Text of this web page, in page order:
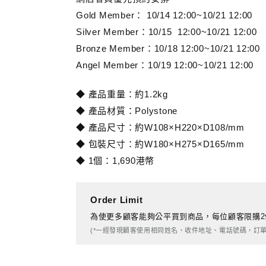
Gold Member： 10/14 12:00~10/21 12:00
Silver Member：10/15 12:00~10/21 12:00
Bronze Member：10/18 12:00~10/21 12:00
Angel Member：10/19 12:00~10/21 12:00
◆ 產品重量：約1.2kg
◆ 產品材質：Polystone
◆ 產品尺寸：約W108×H220×D108/mm
◆ 包裝尺寸：約W180×H275×D165/mm
◆ 1個：1,690港幣
Order Limit
為使更多顧客能夠公平買到商品，每位顧客限購2
(*一經發現顧客使用相同姓名、收件地址、電話號碼，訂